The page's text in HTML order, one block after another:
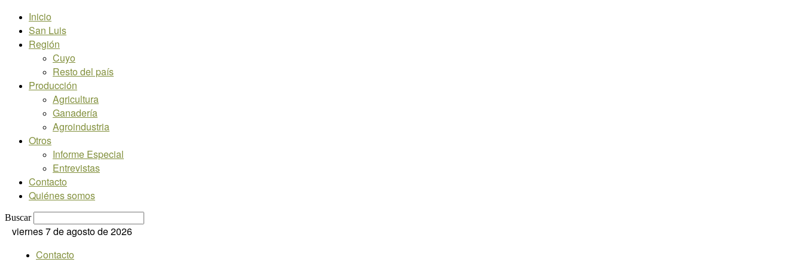
Inicio
San Luis
Región
Cuyo
Resto del país
Producción
Agricultura
Ganadería
Agroindustria
Otros
Informe Especial
Entrevistas
Contacto
Quiénes somos
Buscar
viernes 7 de agosto de 2026
Contacto